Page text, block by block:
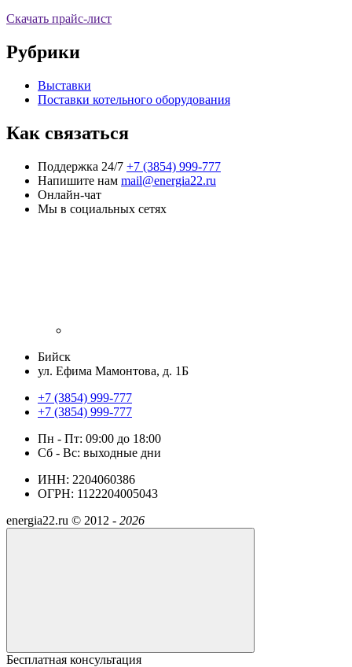
Скачать прайс-лист
Рубрики
Выставки
Поставки котельного оборудования
Как связаться
Поддержка 24/7 +7 (3854) 999-777
Напишите нам mail@energia22.ru
Онлайн-чат
Мы в социальных сетях
Бийск
ул. Ефима Мамонтова, д. 1Б
+7 (3854) 999-777
+7 (3854) 999-777
Пн - Пт: 09:00 до 18:00
Сб - Вс: выходные дни
ИНН: 2204060386
ОГРН: 1122204005043
energia22.ru © 2012 - 2026
Бесплатная консультация